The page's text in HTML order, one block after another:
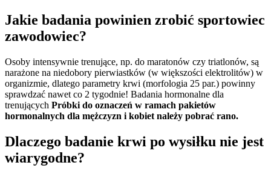
Jakie badania powinien zrobić sportowiec
zawodowiec?
Osoby intensywnie trenujące, np. do maratonów czy triatlonów, są
narażone na niedobory pierwiastków (w większości elektrolitów) w
organizmie, dlatego parametry krwi (morfologia 25 par.) powinny
sprawdzać nawet co 2 tygodnie! Badania hormonalne dla
trenujących Próbki do oznaczeń w ramach pakietów
hormonalnych dla mężczyzn i kobiet należy pobrać rano.
Dlaczego badanie krwi po wysiłku nie jest
wiarygodne?